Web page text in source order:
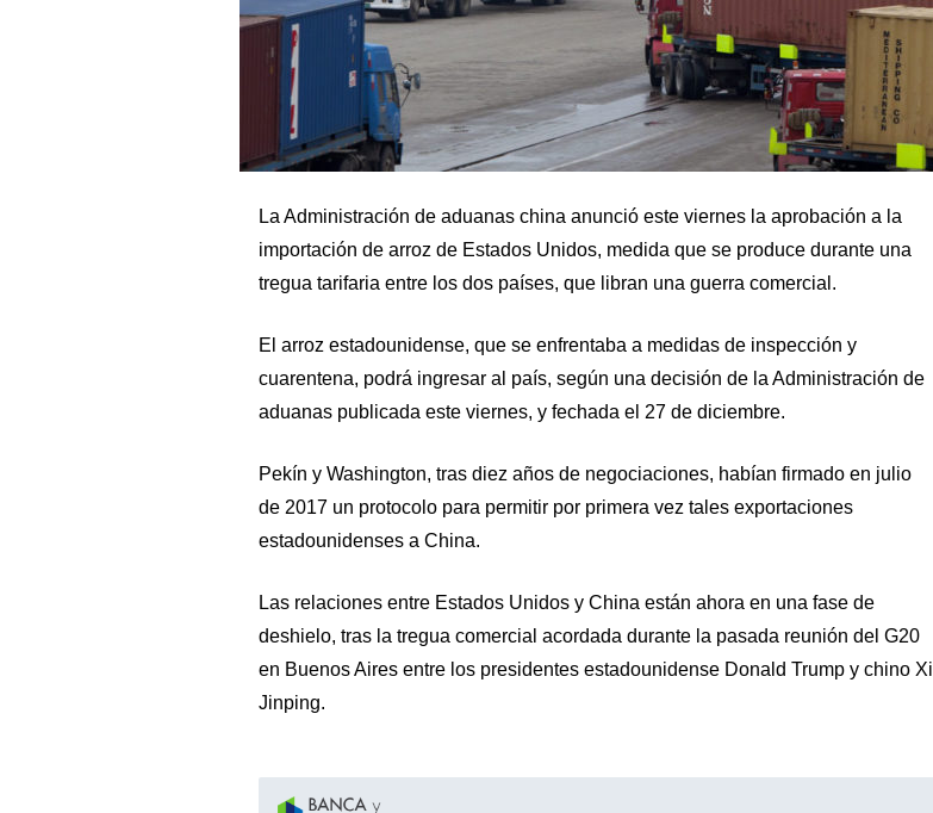
La Administración de aduanas china anunció este viernes la aprobación a la
importación de arroz de Estados Unidos, medida que se produce durante una
tregua tarifaria entre los dos países, que libran una guerra comercial.
El arroz estadounidense, que se enfrentaba a medidas de inspección y
cuarentena, podrá ingresar al país, según una decisión de la Administración de
aduanas publicada este viernes, y fechada el 27 de diciembre.
Pekín y Washington, tras diez años de negociaciones, habían firmado en julio
de 2017 un protocolo para permitir por primera vez tales exportaciones
estadounidenses a China.
Las relaciones entre Estados Unidos y China están ahora en una fase de
deshielo, tras la tregua comercial acordada durante la pasada reunión del G20
en Buenos Aires entre los presidentes estadounidense Donald Trump y chino Xi
Jinping.